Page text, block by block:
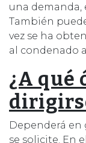
una demanda,
También
vez se ha
al condenado
¿A qué
Dependerá
se solicite. En